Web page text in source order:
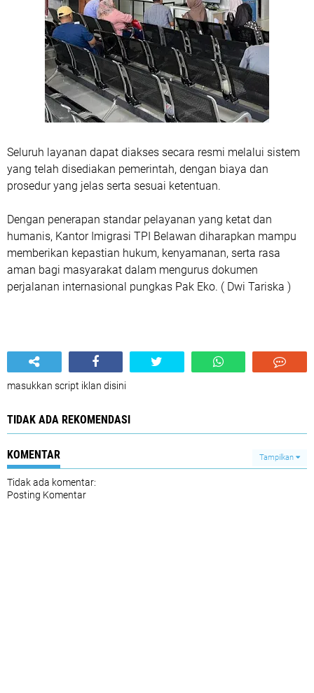
Seluruh layanan dapat diakses secara resmi melalui sistem
yang telah disediakan pemerintah, dengan biaya dan
prosedur yang jelas serta sesuai ketentuan.
Dengan penerapan standar pelayanan yang ketat dan
humanis, Kantor Imigrasi TPI Belawan diharapkan mampu
memberikan kepastian hukum, kenyamanan, serta rasa
aman bagi masyarakat dalam mengurus dokumen
perjalanan internasional pungkas Pak Eko. ( Dwi Tariska )
masukkan script iklan disini
TIDAK ADA REKOMENDASI
KOMENTAR Tampilkan
Tidak ada komentar:
Posting Komentar